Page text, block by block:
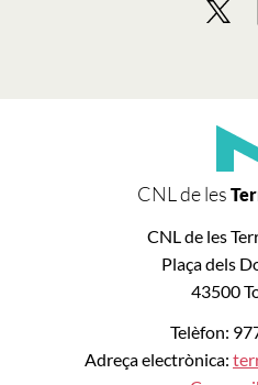
CNL de les
CNL de les
Plaça dels
43500
Telèfon:
Adreça electrònica: